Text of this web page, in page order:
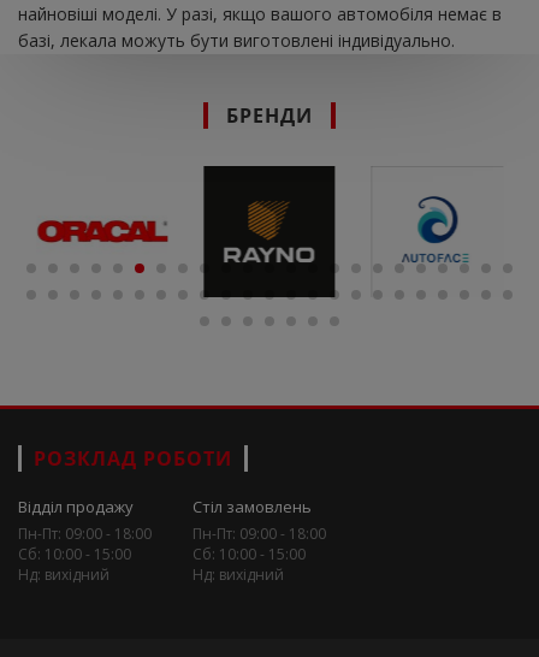
найновіші моделі. У разі, якщо вашого автомобіля немає в
базі, лекала можуть бути виготовлені індивідуально.
БРЕНДИ
РОЗКЛАД РОБОТИ
Відділ продажу
Пн-Пт: 09:00 - 18:00
Сб: 10:00 - 15:00
Нд: вихідний
Стіл замовлень
Пн-Пт: 09:00 - 18:00
Сб: 10:00 - 15:00
Нд: вихідний